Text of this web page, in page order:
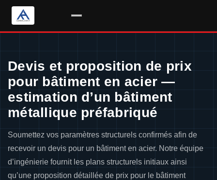
contenu
Devis et proposition de prix
pour bâtiment en acier —
estimation d’un bâtiment
métallique préfabriqué
Soumettez vos paramètres structurels confirmés afin de
recevoir un devis pour un bâtiment en acier. Notre équipe
d’ingénierie fournit les plans structurels initiaux ainsi
qu’une proposition détaillée de prix pour le bâtiment